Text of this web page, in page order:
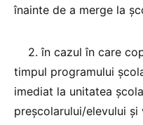
înainte de a merge la
2. în cazul în care
timpul programului
imediat la unitatea
preşcolarului/elevului